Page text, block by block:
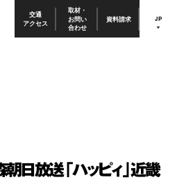
交通
アクセス
取材・
お問い
合わせ
資料請求 JP
日放送「ハッピィ」近畿